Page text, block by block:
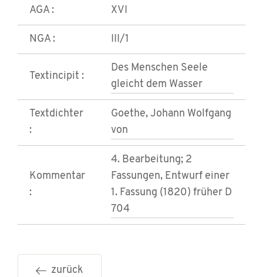
AGA : XVI
NGA : III/1
Textincipit :
Des Menschen Seele
gleicht dem Wasser
Textdichter
:
Goethe, Johann Wolfgang
von
Kommentar
:
4. Bearbeitung; 2
Fassungen, Entwurf einer
1. Fassung (1820) früher D
704
zurück